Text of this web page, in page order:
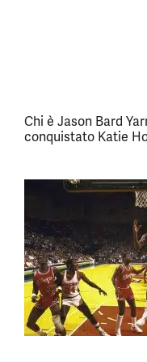
Chi è Jason Bard
conquistato Katie